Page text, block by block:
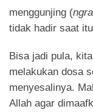
menggunjing (
tidak hadir saat
Bisa jadi pula,
melakukan dosa
menyesalinya.
Allah agar